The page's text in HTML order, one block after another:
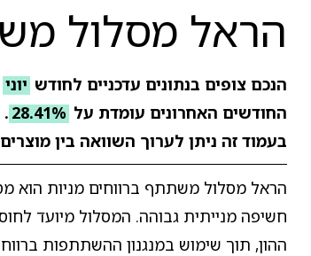
הראל מסלול
הנכם צופים בנתונים עדכניים לחודש יוני
החודשים האחרונים עומדת על 28.41%
בעמוד זה ניתן לערוך השוואה בין
הראל מסלול משתתף ברווחים מניות הוא
חשיפה מנייתית גבוהה. המסלול מיועד
ההון, תוך שימוש במנגנון ההשתתפות